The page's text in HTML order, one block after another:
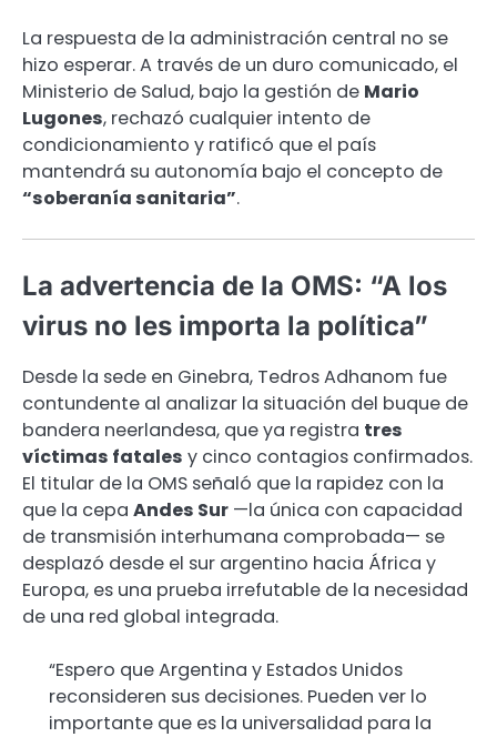
La respuesta de la administración central no se
hizo esperar. A través de un duro comunicado, el
Ministerio de Salud, bajo la gestión de Mario
Lugones, rechazó cualquier intento de
condicionamiento y ratificó que el país
mantendrá su autonomía bajo el concepto de
“soberanía sanitaria”.
La advertencia de la OMS: “A los
virus no les importa la política”
Desde la sede en Ginebra, Tedros Adhanom fue
contundente al analizar la situación del buque de
bandera neerlandesa, que ya registra tres
víctimas fatales y cinco contagios confirmados.
El titular de la OMS señaló que la rapidez con la
que la cepa Andes Sur —la única con capacidad
de transmisión interhumana comprobada— se
desplazó desde el sur argentino hacia África y
Europa, es una prueba irrefutable de la necesidad
de una red global integrada.
“Espero que Argentina y Estados Unidos
reconsideren sus decisiones. Pueden ver lo
importante que es la universalidad para la